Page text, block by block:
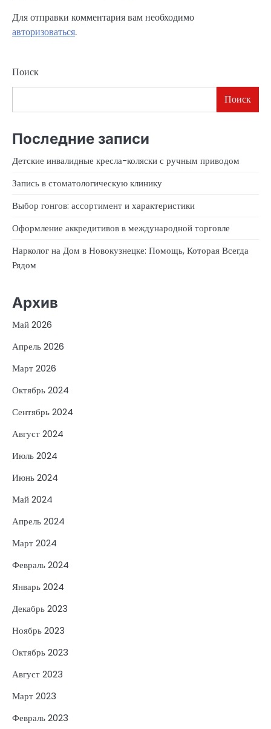
Для отправки комментария вам необходимо
авторизоваться.
Поиск
Поиск
Последние записи
Детские инвалидные кресла-коляски с ручным приводом
Запись в стоматологическую клинику
Выбор гонгов: ассортимент и характеристики
Оформление аккредитивов в международной торговле
Нарколог на Дом в Новокузнецке: Помощь, Которая Всегда
Рядом
Архив
Май 2026
Апрель 2026
Март 2026
Октябрь 2024
Сентябрь 2024
Август 2024
Июль 2024
Июнь 2024
Май 2024
Апрель 2024
Март 2024
Февраль 2024
Январь 2024
Декабрь 2023
Ноябрь 2023
Октябрь 2023
Август 2023
Март 2023
Февраль 2023